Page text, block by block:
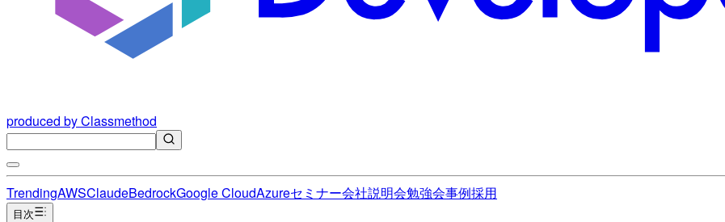
produced by Classmethod
TrendingAWSClaudeBedrockGoogle CloudAzureセミナー会社説明会勉強会事例採用
目次